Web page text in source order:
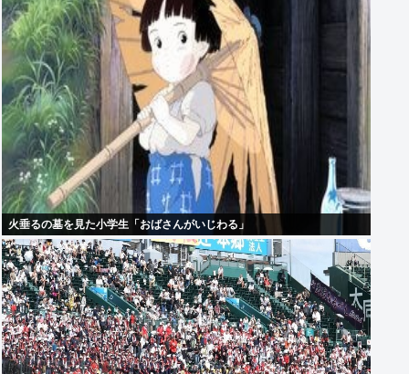
火垂るの墓を見た小学生「おばさんがいじわる」